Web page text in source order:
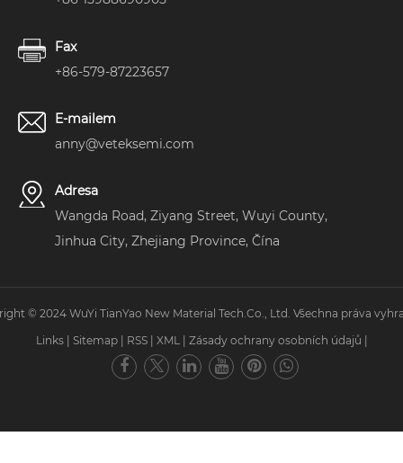
Fax
+86-579-87223657
E-mailem
anny@veteksemi.com
Adresa
Wangda Road, Ziyang Street, Wuyi County,
Jinhua City, Zhejiang Province, Čína
© 2024 WuYi TianYao New Material Tech.Co., Ltd. Všechna práva
Links | Sitemap | RSS | XML | Zásady ochrany osobních údajů |